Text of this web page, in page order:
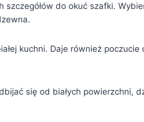
do okuć szafki.
kuchni. Daje również poczucie
się od białych powierzchni,